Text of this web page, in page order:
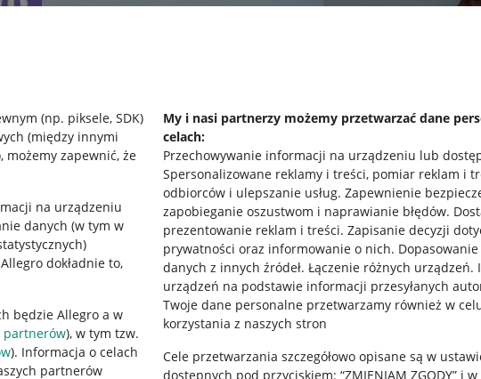
(np. piksele, SDK)
(między innymi
, możemy zapewnić, że
na urządzeniu
danych (w tym w
dokładnie to,
będzie Allegro a w
partnerów), w tym tzw.
). Informacja o celach
partnerów
My i nasi partnerzy możemy przetwarzać dane
celach:
Przechowywanie informacji na urządzeniu lub
Spersonalizowane reklamy i treści, pomiar reklam i
odbiorców i ulepszanie usług. Zapewnienie
zapobieganie oszustwom i naprawianie błędów.
prezentowanie reklam i treści. Zapisanie decyzji
prywatności oraz informowanie o nich. Dopasowanie
danych z innych źródeł. Łączenie różnych urządzeń.
urządzeń na podstawie informacji przesyłanych
Twoje dane personalne przetwarzamy również w
korzystania z naszych stron
Cele przetwarzania szczegółowo opisane są w
dostępnych pod przyciskiem: “ZMIENIAM ZGODY” i
Regulamin
Polityka plików "cookies"
Pobierz aplikację